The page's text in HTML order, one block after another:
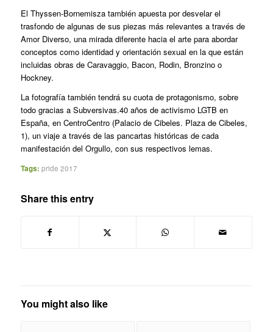
El Thyssen-Bornemisza también apuesta por desvelar el
trasfondo de algunas de sus piezas más relevantes a través de
Amor Diverso, una mirada diferente hacia el arte para abordar
conceptos como identidad y orientación sexual en la que están
incluidas obras de Caravaggio, Bacon, Rodin, Bronzino o
Hockney.
La fotografía también tendrá su cuota de protagonismo, sobre
todo gracias a Subversivas.40 años de activismo LGTB en
España, en CentroCentro (Palacio de Cibeles. Plaza de Cibeles,
1), un viaje a través de las pancartas históricas de cada
manifestación del Orgullo, con sus respectivos lemas.
Tags: pride 2017
Share this entry
You might also like